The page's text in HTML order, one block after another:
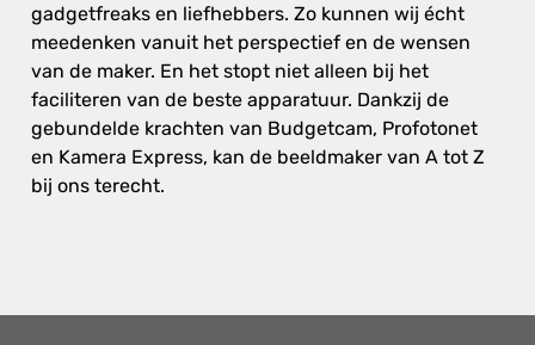
gadgetfreaks en liefhebbers. Zo kunnen wij écht
meedenken vanuit het perspectief en de wensen
van de maker. En het stopt niet alleen bij het
faciliteren van de beste apparatuur. Dankzij de
gebundelde krachten van Budgetcam, Profotonet
en Kamera Express, kan de beeldmaker van A tot Z
bij ons terecht.